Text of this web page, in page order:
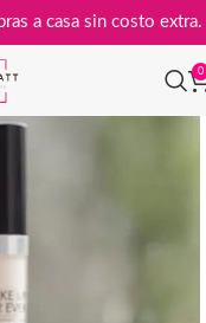
a casa sin costo
0